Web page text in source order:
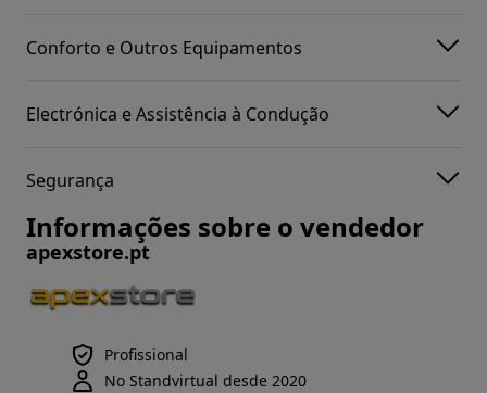
Conforto e Outros Equipamentos
Electrónica e Assistência à Condução
Segurança
Informações sobre o vendedor
apexstore.pt
Profissional
No Standvirtual desde 2020